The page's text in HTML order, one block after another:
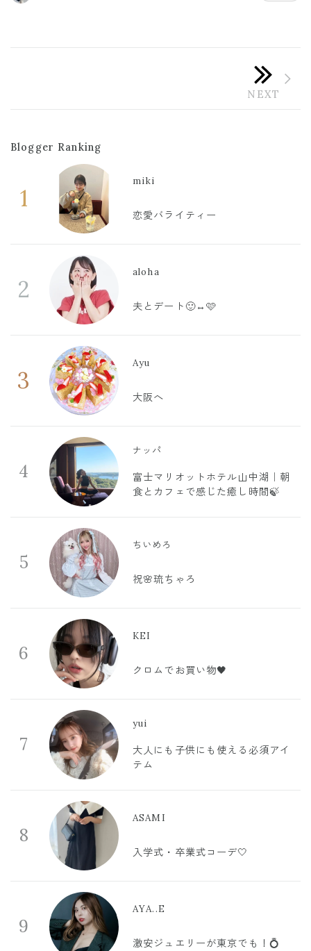
Blogger Ranking
1
miki
恋愛バライティー
2
aloha
夫とデート🙂‍↔️🩷
3
Ayu
大阪へ
4
ナッパ
富士マリオットホテル山中湖｜朝
食とカフェで感じた癒し時間🍃
5
ちいめろ
祝🌸琉ちゃろ
6
KEI
クロムでお買い物🖤
7
yui
大人にも子供にも使える必須アイ
テム
8
ASAMI
入学式・卒業式コーデ🤍
9
AYA..E
激安ジュエリーが東京でも！💍